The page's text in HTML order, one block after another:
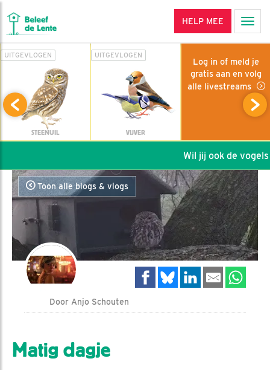
HELP MEE
UITGEVLOGEN
STEENUIL
UITGEVLOGEN
VIJVER
Log in of meld je
gratis aan en volg
alle livestreams
Wil jij ook de
Toon alle blogs & vlogs
Door Anjo Schouten
Matig dagje